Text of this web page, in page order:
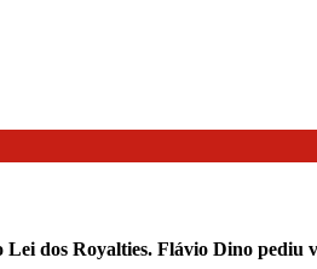
dos Royalties. Flávio Dino pediu